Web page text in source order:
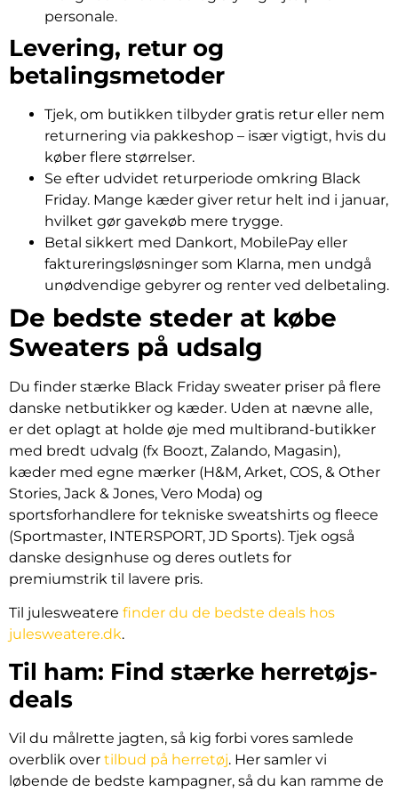
personale.
Levering, retur og
betalingsmetoder
Tjek, om butikken tilbyder gratis retur eller nem
returnering via pakkeshop – især vigtigt, hvis du
køber flere størrelser.
Se efter udvidet returperiode omkring Black
Friday. Mange kæder giver retur helt ind i januar,
hvilket gør gavekøb mere trygge.
Betal sikkert med Dankort, MobilePay eller
faktureringsløsninger som Klarna, men undgå
unødvendige gebyrer og renter ved delbetaling.
De bedste steder at købe
Sweaters på udsalg
Du finder stærke Black Friday sweater priser på flere
danske netbutikker og kæder. Uden at nævne alle,
er det oplagt at holde øje med multibrand-butikker
med bredt udvalg (fx Boozt, Zalando, Magasin),
kæder med egne mærker (H&M, Arket, COS, & Other
Stories, Jack & Jones, Vero Moda) og
sportsforhandlere for tekniske sweatshirts og fleece
(Sportmaster, INTERSPORT, JD Sports). Tjek også
danske designhuse og deres outlets for
premiumstrik til lavere pris.
Til julesweatere finder du de bedste deals hos
julesweatere.dk.
Til ham: Find stærke herretøjs-
deals
Vil du målrette jagten, så kig forbi vores samlede
overblik over tilbud på herretøj. Her samler vi
løbende de bedste kampagner, så du kan ramme de